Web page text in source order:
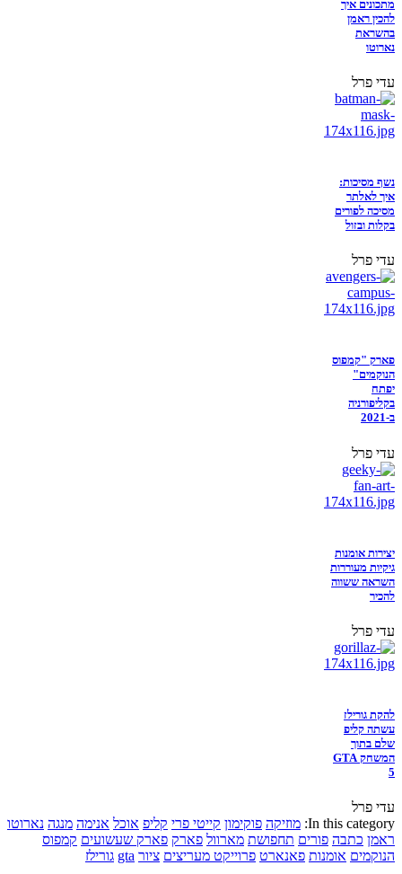
מתכונים איך
להכין ראמן
בהשראת
נארוטו
עדי פרל
נשף מסיכות:
איך לאלתר
מסיכה לפורים
בקלות ובזול
עדי פרל
פארק "קמפוס
הנוקמים"
יפתח
בקליפורניה
ב-2021
עדי פרל
יצירות אומנות
גיקיות מעוררות
השראה ששווה
להכיר
עדי פרל
להקת גורילז
עשתה קליפ
שלם בתוך
המשחק GTA
5
עדי פרל
In this category: מוזיקה פוקימון קייטי פרי קליפ אוכל אנימה מנגה נארוטו
ראמן כתבה פורים תחפושת מארוול פארק פארק שעשועים קמפוס
הנוקמים אומנות פאנארט פרוייקט מעריצים ציור gta גורילז